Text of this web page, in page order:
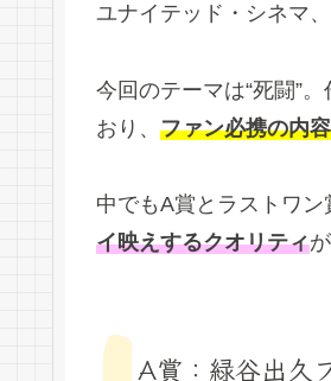
ユナイテッド・シネマ
今回のテーマは“死闘”
おり、 ファン必携の内容
中でもA賞とラストワン
イ映えするクオリティ
A賞：緑谷出久